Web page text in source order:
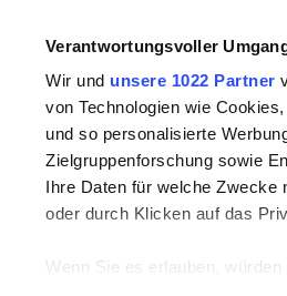
Verantwortungsvoller
Wir und unsere 1022 Partner
von Technologien wie
und so personalisierte
Zielgruppenforschung sowie
Ihre Daten für welche Zwecke
oder durch Klicken auf das
Wenn Sie es erlauben, würden